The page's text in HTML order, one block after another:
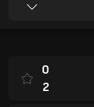
0
2